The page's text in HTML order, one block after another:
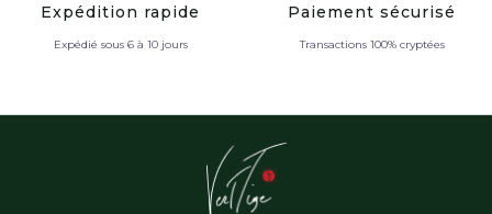
Expédition rapide
Expédié sous 6 à 10 jours
Paiement sécurisé
Transactions 100% cryptées